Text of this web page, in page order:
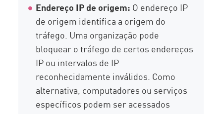
Endereço IP de origem: O endereço IP
de origem identifica a origem do
tráfego. Uma organização pode
bloquear o tráfego de certos endereços
IP ou intervalos de IP
reconhecidamente inválidos. Como
alternativa, computadores ou serviços
específicos podem ser acessados